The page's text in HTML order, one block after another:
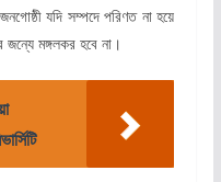
যদি সম্পদে পরিণত না হয়ে
জন্যে মঙ্গলকর হবে না।